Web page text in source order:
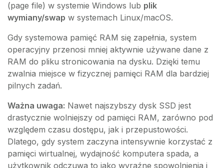
(page file) w systemie Windows lub plik
wymiany/swap w systemach Linux/macOS.
Gdy systemowa pamięć RAM się zapełnia, system
operacyjny przenosi mniej aktywnie używane dane z
RAM do pliku stronicowania na dysku. Dzięki temu
zwalnia miejsce w fizycznej pamięci RAM dla bardziej
pilnych zadań.
Ważna uwaga: Nawet najszybszy dysk SSD jest
drastycznie wolniejszy od pamięci RAM, zarówno pod
względem czasu dostępu, jak i przepustowości.
Dlatego, gdy system zaczyna intensywnie korzystać z
pamięci wirtualnej, wydajność komputera spada, a
użytkownik odczuwa to jako wyraźne spowolnienia i